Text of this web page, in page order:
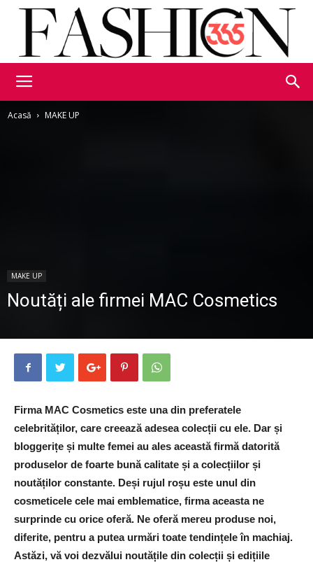
Acasă MAKE UP
MAKE UP
Noutăți ale firmei MAC Cosmetics
Firma MAC Cosmetics este una din preferatele
celebrităților, care creează adesea colecții cu ele. Dar și
bloggerițe și multe femei au ales această firmă datorită
produselor de foarte bună calitate și a colecțiilor și
noutăților constante. Deși rujul roșu este unul din
cosmeticele cele mai emblematice, firma aceasta ne
surprinde cu orice oferă. Ne oferă mereu produse noi,
diferite, pentru a putea urmări toate tendințele în machiaj.
Astăzi, vă voi dezvălui noutățile din colecții și edițiile